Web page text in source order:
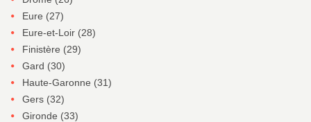
Eure (27)
Eure-et-Loir (28)
Finistère (29)
Gard (30)
Haute-Garonne (31)
Gers (32)
Gironde (33)